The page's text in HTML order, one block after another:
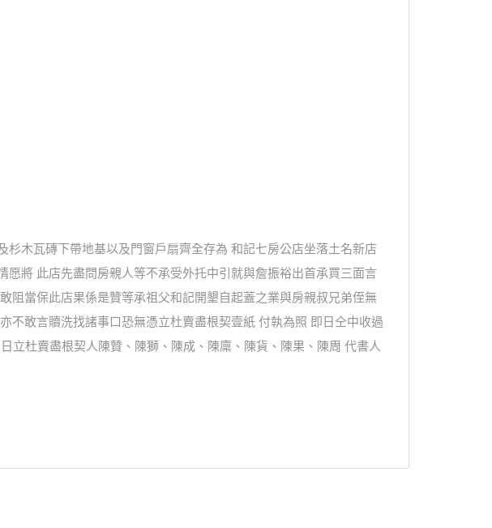
木瓦磚下帶地基以及門窗戶扇齊全存為 和記七房公店坐落土名新店
將 此店先盡問房親人等不承受外托中引就與詹振裕出首承買三面言
阻當保此店果係是贊等承祖父和記開墾自起蓋之業與房親叔兄弟侄無
不敢言贖洗找諸事口恐無憑立杜賣盡根契壹紙 付執為照 即日仝中收過
立杜賣盡根契人陳贊、陳獅、陳成、陳廩、陳貨、陳果、陳周 代書人